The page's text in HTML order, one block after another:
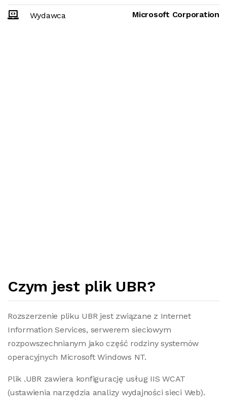
Wydawca Microsoft Corporation
Czym jest plik UBR?
Rozszerzenie pliku UBR jest związane z Internet
Information Services, serwerem sieciowym
rozpowszechnianym jako część rodziny systemów
operacyjnych Microsoft Windows NT.
Plik .UBR zawiera konfigurację usług IIS WCAT
(ustawienia narzędzia analizy wydajności sieci Web).